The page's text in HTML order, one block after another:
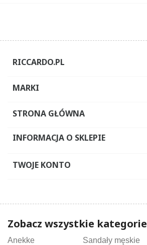
RICCARDO.PL
MARKI
STRONA GŁÓWNA
INFORMACJA O SKLEPIE
TWOJE KONTO
Zobacz wszystkie kategorie
Anekke Sandały męskie